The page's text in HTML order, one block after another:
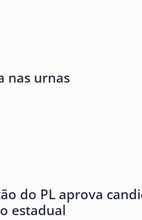
nas urnas
do PL aprova
estadual